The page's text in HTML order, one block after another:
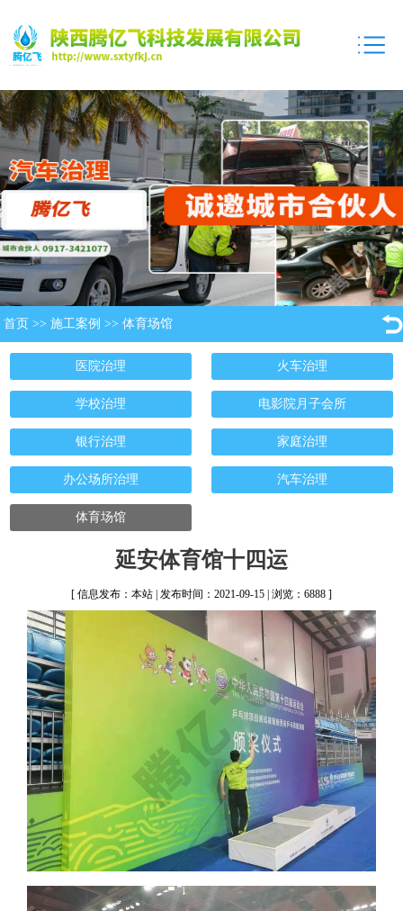
首页 >> 施工案例 >> 体育场馆
医院治理 火车治理
学校治理 电影院月子会所
银行治理 家庭治理
办公场所治理 汽车治理
体育场馆
延安体育馆十四运
[ 信息发布：本站 | 发布时间：2021-09-15 | 浏览：6888 ]